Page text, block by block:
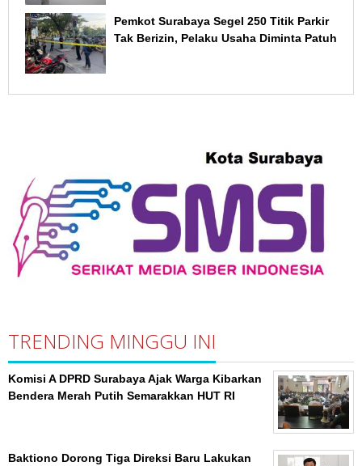
Pemkot Surabaya Segel 250 Titik Parkir
Tak Berizin, Pelaku Usaha Diminta Patuh
TRENDING MINGGU INI
Komisi A DPRD Surabaya Ajak Warga Kibarkan
Bendera Merah Putih Semarakkan HUT RI
Baktiono Dorong Tiga Direksi Baru Lakukan